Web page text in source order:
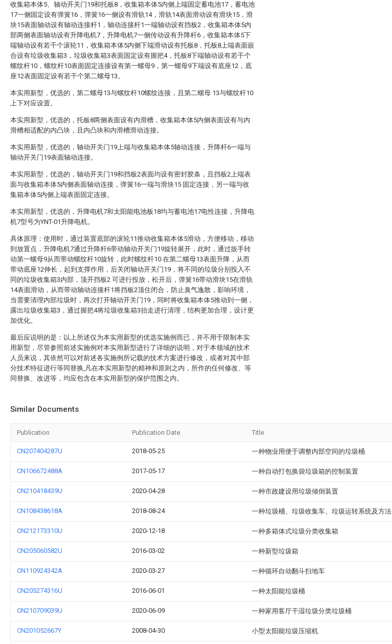
收集箱本体5、轴动开关门19和托板8，收集箱本体5内侧上端固定蓄电池17，蓄电池
17一侧固定设有弹簧16，弹簧16一侧设有滑轨14，滑轨14表面滑动设有滑块15，滑
块15表面轴动设有轴动连接杆1，轴动连接杆1一端轴动设有挡板2，收集箱本体5内
部两侧表面轴动设有升降电机7，升降电机7一侧传动设有升降杆6，收集箱本体5下
端轴动设有若干个滚轮11，收集箱本体5内侧下端滑动设有托板8，托板8上端表面嵌
合设有垃圾收集箱3，垃圾收集箱3表面固定设有握把4，托板8下端轴动设有若干个
螺纹杆10，螺纹杆10表面固定连接设有第一螺母9，第一螺母9下端设有底座12，底
座12表面固定设有若干个第二螺母13。
本实用新型，优选的，第二螺母13与螺纹杆10螺纹连接，且第二螺母 13与螺纹杆10
上下对应设置。
本实用新型，优选的，托板8两侧表面设有内滑槽，收集箱本体5内侧表面设有与内
滑槽相适配的内凸块，且内凸块和内滑槽滑动连接。
本实用新型，优选的，轴动开关门19上端与收集箱本体5轴动连接，升降杆6一端与
轴动开关门19表面轴动连接。
本实用新型，优选的，轴动开关门19和挡板2表面均设有密封胶条，且挡板2上端表
面与收集箱本体5内侧表面轴动连接，弹簧16一端与滑块15 固定连接，另一端与收
集箱本体5内侧上端表面固定连接。
本实用新型，优选的，升降电机7和太阳能电池板18均与蓄电池17电性连接，升降电
机7型号为YNT-01升降电机。
具体原理：使用时，通过装置底部的滚轮11推动收集箱本体5滑动，方便移动，移动
到放置点，升降电机7通过升降杆6带动轴动开关门19旋转展开，此时，通过扳手转
动第一螺母9从而带动螺纹杆10旋转，此时螺纹杆10 在第二螺母13表面升降，从而
带动底座12伸长，起到支撑作用，后关闭轴动开关门19，将不同的垃圾分别投入不
同的垃圾收集箱3内部，顶开挡板2 可进行投放，松开后，弹簧16带动滑块15在滑轨
14表面滑动，从而带动轴动连接杆1将挡板2顶住闭合，防止臭气逸散，影响环境，
当需要清理内部垃圾时，再次打开轴动开关门19，同时将收集箱本体5推动到一侧，
露出垃圾收集箱3，通过握把4将垃圾收集箱3抬走进行清理，结构更加合理，设计更
加优化。
最后应说明的是：以上所述仅为本实用新型的优选实施例而已，并不用于限制本实
用新型，尽管参照前述实施例对本实用新型进行了详细的说明，对于本领域的技术
人员来说，其依然可以对前述各实施例所记载的技术方案进行修改，或者对其中部
分技术特征进行等同替换,凡在本实用新型的精神和原则之内，所作的任何修改、等
同替换、改进等，均应包含在本实用新型的保护范围之内。
Similar Documents
Publication Publication Date Title
CN207404287U 2018-05-25 一种物业用便于调整内部空间的垃圾桶
CN106672488A 2017-05-17 一种自动打包换袋垃圾箱的控制装置
CN210418439U 2020-04-28 一种市政建设用垃圾倾倒装置
CN108438618A 2018-08-24 一种垃圾桶、垃圾收集车、垃圾运转系统及方法
CN212173310U 2020-12-18 一种多箱体式垃圾分类收集箱
CN205060582U 2016-03-02 一种新型垃圾箱
CN110924342A 2020-03-27 一种循环自动翻斗扫地车
CN205274316U 2016-06-01 一种太阳能垃圾桶
CN210709039U 2020-06-09 一种家用客厅干湿垃圾分类垃圾桶
CN201052667Y 2008-04-30 小型太阳能垃圾压缩机